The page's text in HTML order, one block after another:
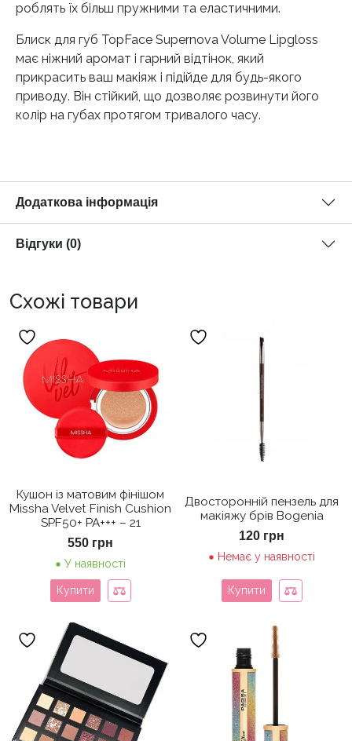
роблять їх більш пружними та еластичними.
Блиск для губ TopFace Supernova Volume Lipgloss
має ніжний аромат і гарний відтінок, який
прикрасить ваш макіяж і підійде для будь-якого
приводу. Він стійкий, що дозволяє розвинути його
колір на губах протягом тривалого часу.
Додаткова інформація
Відгуки (0)
Схожі товари
Кушон із матовим фінішом
Missha Velvet Finish Cushion
SPF50+ PA+++ – 21
550 грн
У наявності
Купити
Двосторонній пензель для
макіяжу брів Bogenia
120 грн
Немає у наявності
Купити